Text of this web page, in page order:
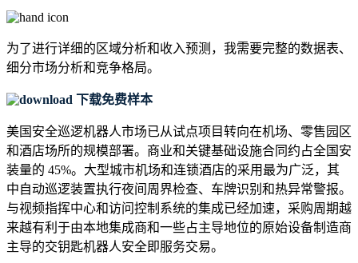
为了进行详细的区域分析和收入预测，我需要完整的数据表、
细分市场分析和竞争格局。
下载免费样本
美国安全巡逻机器人市场已从试点项目转向在机场、零售园区
和酒店场所的规模部署。商业和关键基础设施合同约占全国安
装量的 45%。大型城市机场和连锁酒店的采用最为广泛，其
中自动巡逻装置执行夜间周界检查、车牌识别和热异常警报。
与视频指挥中心和访问控制系统的集成已经加速，采购周期越
来越有利于由本地集成商和一些占主导地位的原始设备制造商
主导的交钥匙机器人安全即服务交易。